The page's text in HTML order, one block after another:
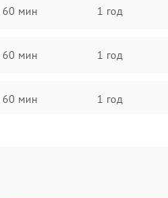
60 мин 1 год
60 мин 1 год
60 мин 1 год